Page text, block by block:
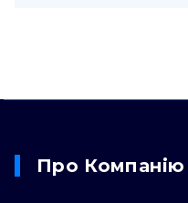
Про Компанію